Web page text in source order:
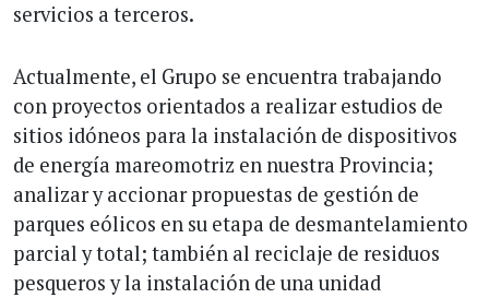
servicios a terceros.
Actualmente, el Grupo se encuentra trabajando
con proyectos orientados a realizar estudios de
sitios idóneos para la instalación de dispositivos
de energía mareomotriz en nuestra Provincia;
analizar y accionar propuestas de gestión de
parques eólicos en su etapa de desmantelamiento
parcial y total; también al reciclaje de residuos
pesqueros y la instalación de una unidad